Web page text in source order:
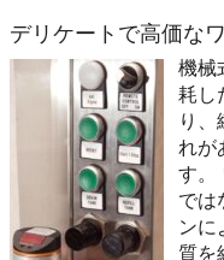
デリケートで高価な
機械
耗し
り
れが
す。
では
ン
質を